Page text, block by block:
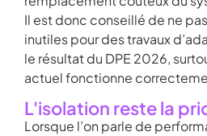
Il est donc conseillé de ne
inutiles pour des travaux
le résultat du DPE 2026,
actuel fonctionne
L'isolation reste la
Lorsque l’on parle de